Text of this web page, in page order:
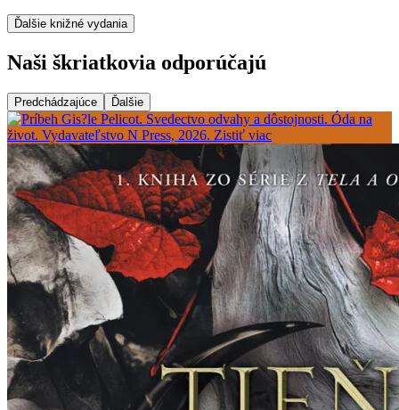
Ďalšie knižné vydania
Naši škriatkovia odporúčajú
Predchádzajúce Ďalšie